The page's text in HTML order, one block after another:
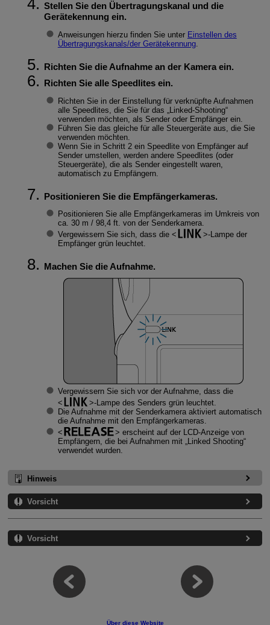
Stellen Sie den Übertragungskanal und die
Gerätekennung ein.
Anweisungen hierzu finden Sie unter Einstellen des
Übertragungskanals/der Gerätekennung.
Richten Sie die Aufnahme an der Kamera ein.
Richten Sie alle Speedlites ein.
Richten Sie in der Einstellung für verknüpfte Aufnahmen
alle Speedlites, die Sie für das „Linked-Shooting“
verwenden möchten, als Sender oder Empfänger ein.
Führen Sie das gleiche für alle Steuergeräte aus, die Sie
verwenden möchten.
Wenn Sie in Schritt 2 ein Speedlite von Empfänger auf
Sender umstellen, werden andere Speedlites (oder
Steuergeräte), die als Sender eingestellt waren,
automatisch zu Empfängern.
Positionieren Sie die Empfängerkameras.
Positionieren Sie alle Empfängerkameras im Umkreis von
ca. 30 m / 98,4 ft. von der Senderkamera.
Vergewissern Sie sich, dass die
-Lampe der
Empfänger grün leuchtet.
Machen Sie die Aufnahme.
Vergewissern Sie sich vor der Aufnahme, dass die
-Lampe des Senders grün leuchtet.
Die Aufnahme mit der Senderkamera aktiviert automatisch
die Aufnahme mit den Empfängerkameras.
erscheint auf der LCD-Anzeige von
Empfängern, die bei Aufnahmen mit „Linked Shooting“
verwendet wurden.
Hinweis
Vorsicht
Vorsicht
Über diese Website